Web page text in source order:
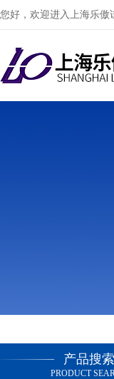
您好，欢迎进入上海乐傲
产品搜索
PRODUCT